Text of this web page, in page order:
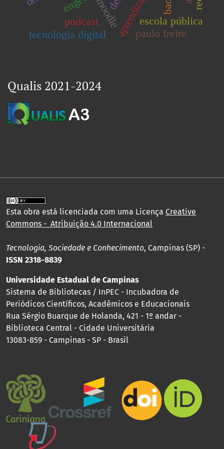
moodle escola pública
tecnologia digital paulo freire
podcast
Qualis 2021-2024
Esta obra está licenciada com uma Licença Creative
Commons - Atribuição 4.0 Internacional
Tecnologia, Sociedade e Conhecimento, Campinas (SP) -
ISSN 2318-8839
Universidade Estadual de Campinas
Sistema de Bibliotecas / InPEC - Incubadora de
Periódicos Científicos, Acadêmicos e Educacionais
Rua Sérgio Buarque de Holanda, 421 - 1º andar -
Biblioteca Central - Cidade Universitária
13083-859 - Campinas - SP - Brasil